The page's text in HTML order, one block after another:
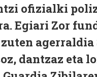
ofizialki
Egiari Zor
zuten
dantzaz eta